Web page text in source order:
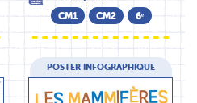
CM1
CM2 6ᵉ
POSTER INFOGRAPHIQUE